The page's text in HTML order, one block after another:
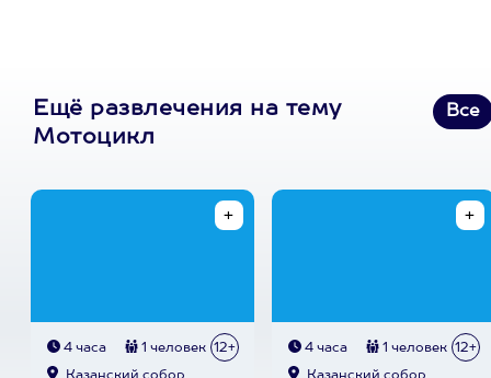
Ещё развлечения на тему
Мотоцикл
Все
4 часа 1 человек 12+ 4 часа 1 человек 12+